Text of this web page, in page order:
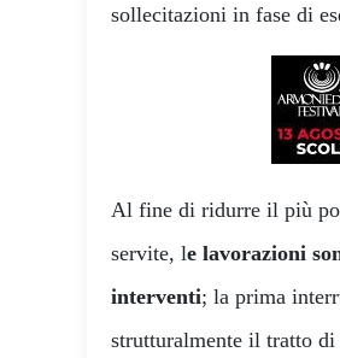
sollecitazioni in fase di
Al fine di ridurre il più
servite, le lavorazioni
interventi; la prima
strutturalmente il tratto di